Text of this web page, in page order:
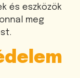
és eszközök
meg